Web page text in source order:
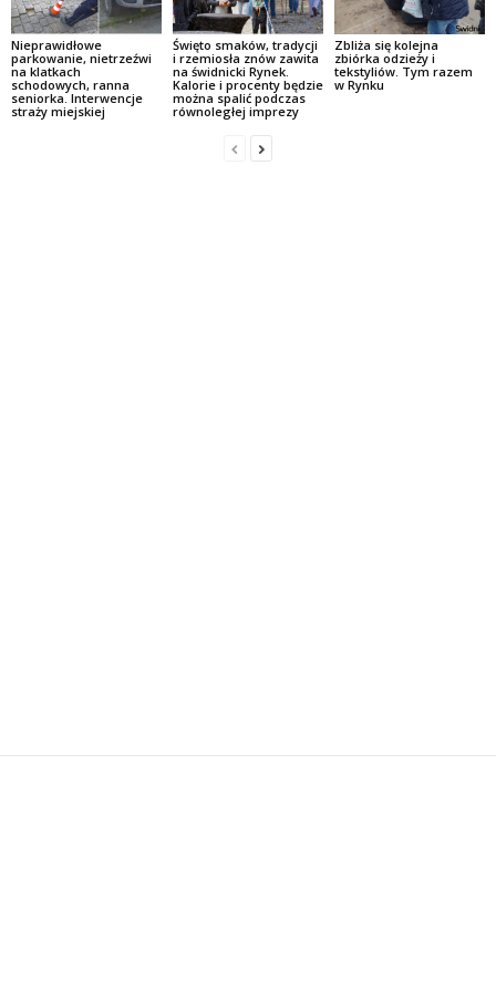
Nieprawidłowe
parkowanie, nietrzeźwi
na klatkach
schodowych, ranna
seniorka. Interwencje
straży miejskiej
Święto smaków, tradycji
i rzemiosła znów zawita
na świdnicki Rynek.
Kalorie i procenty będzie
można spalić podczas
równoległej imprezy
Zbliża się kolejna
zbiórka odzieży i
tekstyliów. Tym razem
w Rynku